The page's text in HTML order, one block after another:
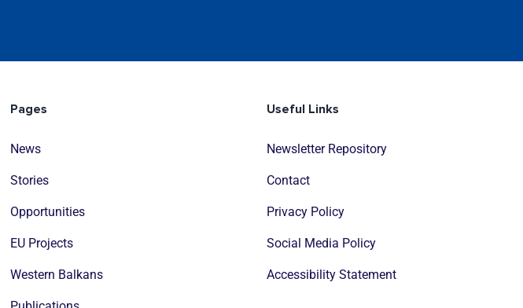
Pages
News
Stories
Opportunities
EU Projects
Western Balkans
Useful Links
Newsletter Repository
Contact
Privacy Policy
Social Media Policy
Accessibility Statement